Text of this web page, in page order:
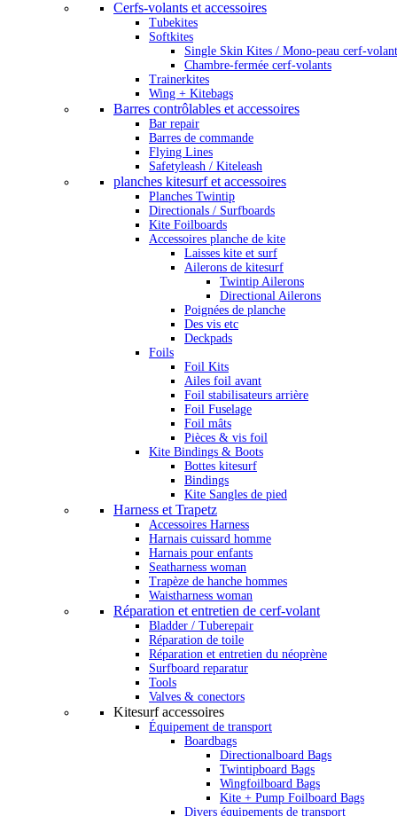
Cerfs-volants et accessoires
Tubekites
Softkites
Single Skin Kites / Mono-peau cerf-
Chambre-fermée cerf-volants
Trainerkites
Wing + Kitebags
Barres contrôlables et accessoires
Bar repair
Barres de commande
Flying Lines
Safetyleash / Kiteleash
planches kitesurf et accessoires
Planches Twintip
Directionals / Surfboards
Kite Foilboards
Accessoires planche de kite
Laisses kite et surf
Ailerons de kitesurf
Twintip Ailerons
Directional Ailerons
Poignées de planche
Des vis etc
Deckpads
Foils
Foil Kits
Ailes foil avant
Foil stabilisateurs arrière
Foil Fuselage
Foil mâts
Pièces & vis foil
Kite Bindings & Boots
Bottes kitesurf
Bindings
Kite Sangles de pied
Harness et Trapetz
Accessoires Harness
Harnais cuissard homme
Harnais pour enfants
Seatharness woman
Trapèze de hanche hommes
Waistharness woman
Réparation et entretien de cerf-volant
Bladder / Tuberepair
Réparation de toile
Réparation et entretien du néoprène
Surfboard reparatur
Tools
Valves & conectors
Kitesurf accessoires
Équipement de transport
Boardbags
Directionalboard Bags
Twintipboard Bags
Wingfoilboard Bags
Kite + Pump Foilboard Bags
Divers équipements de transport